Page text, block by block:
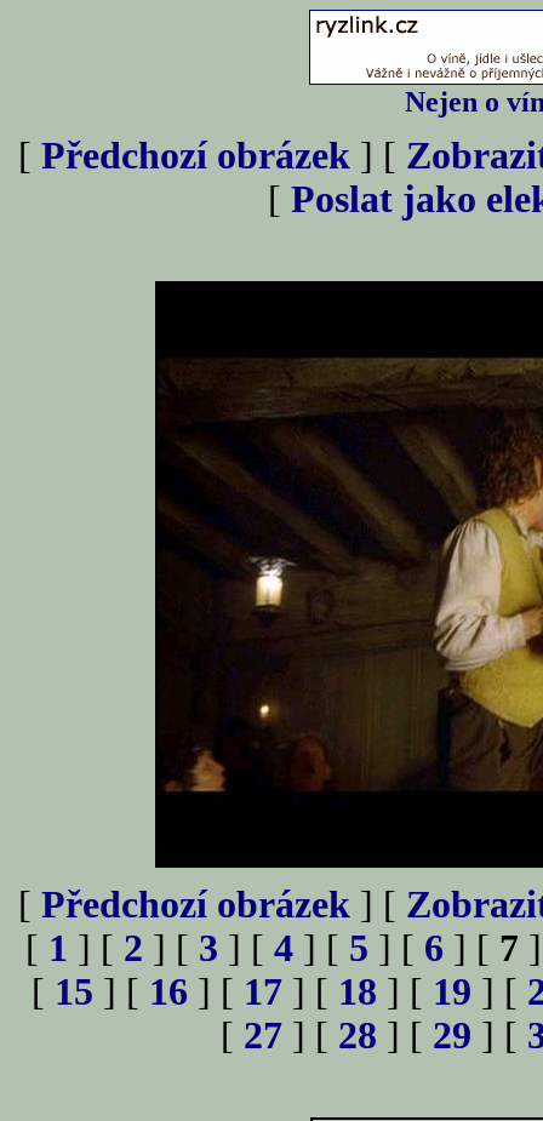
Nejen o
[ Předchozí obrázek ] [
[ Poslat jako
[ Předchozí obrázek ] [
[ 1 ] [ 2 ] [ 3 ] [ 4 ] [ 5 ] [ 6 ] [ 7
[ 15 ] [ 16 ] [ 17 ] [ 18 ] [ 19 ] [
[ 27 ] [ 28 ] [ 29 ] [